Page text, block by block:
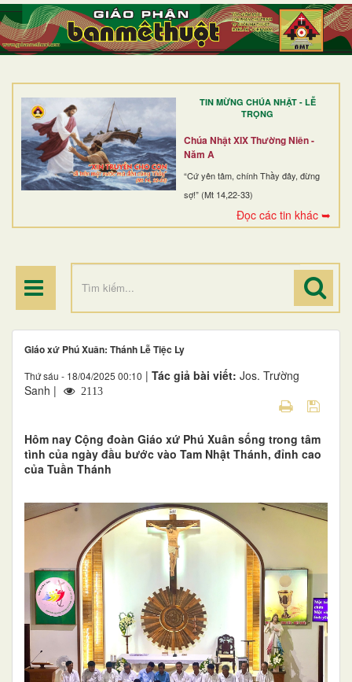
TIN MỪNG CHÚA NHẬT - LỄ
TRỌNG
Chúa Nhật XIX Thường Niên -
Năm A
“Cứ yên tâm, chính Thầy đây, đừng
sợ!” (Mt 14,22-33)
Đọc các tin khác ➥
TRANG NHẤT
GIỚI THIỆU
DÒNG TU
BAN MỤC VỤ
ĐOÀN THỂ CG
ĐIỂM HÀNH HƯƠNG
Giáo xứ Phú Xuân: Thánh Lễ Tiệc Ly
Thứ sáu - 18/04/2025 00:10 | Tác giả bài viết: Jos. Trường
Sanh |
2113
Hôm nay Cộng đoàn Giáo xứ Phú Xuân sống trong tâm
tình của ngày đầu bước vào Tam Nhật Thánh, đỉnh cao
của Tuần Thánh